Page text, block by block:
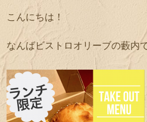
こんにちは！
なんばビストロオリーブの藪内